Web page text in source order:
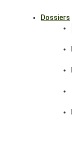
Dossiers